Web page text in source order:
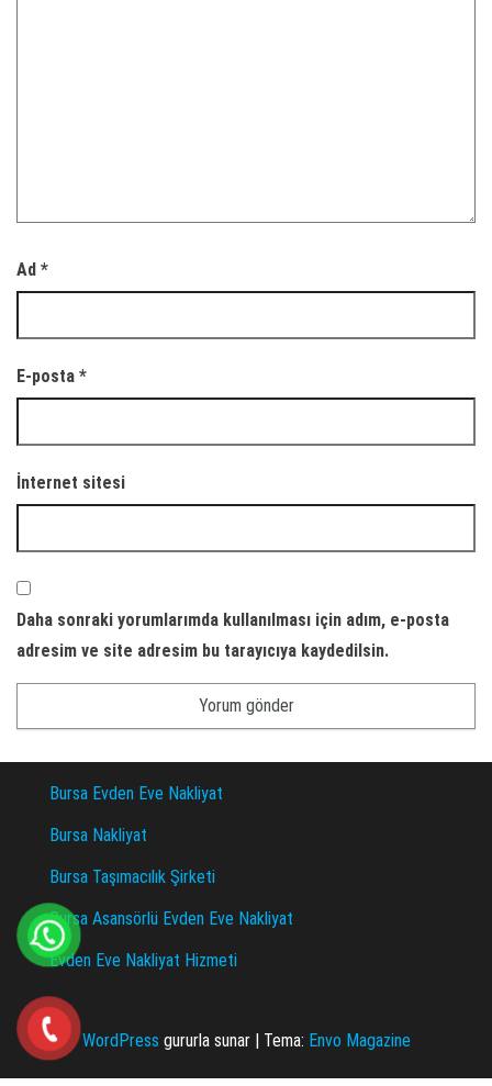
Ad *
E-posta *
İnternet sitesi
Daha sonraki yorumlarımda kullanılması için adım, e-posta
adresim ve site adresim bu tarayıcıya kaydedilsin.
Bursa Evden Eve Nakliyat
Bursa Nakliyat
Bursa Taşımacılık Şirketi
Bursa Asansörlü Evden Eve Nakliyat
Evden Eve Nakliyat Hizmeti
WordPress gururla sunar | Tema: Envo Magazine